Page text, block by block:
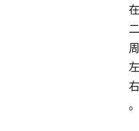
在
二
周
左
右
。